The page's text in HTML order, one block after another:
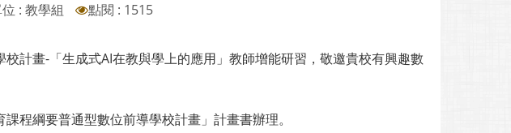
: 教學組
點閱 : 1515
計畫-「生成式AI在教與學上的應用」教師增能研習，敬邀貴校有興趣數
程綱要普通型數位前導學校計畫」計畫書辦理。